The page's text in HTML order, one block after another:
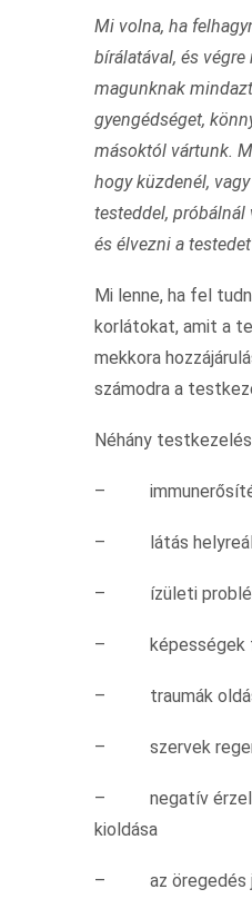
Mi volna, ha
bírálatával, és
magunknak
gyengédséget,
másoktól vártunk.
hogy küzdenél,
testeddel,
és élvezni a
Mi lenne, ha fel
korlátokat, amit a
mekkora
számodra a
Néhány
–
– látás
– ízületi
– képességek
– traumák
– szervek
– negatív
kioldása
– az öregedés